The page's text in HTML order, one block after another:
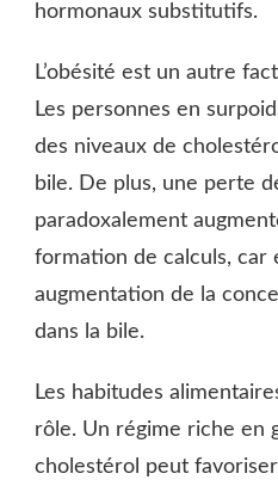
hormonaux substitutifs.
L’obésité est un autre
Les personnes en
des niveaux de
bile. De plus, une perte
paradoxalement
formation de calculs, car
augmentation de la
dans la bile.
Les habitudes
rôle. Un régime riche en
cholestérol peut